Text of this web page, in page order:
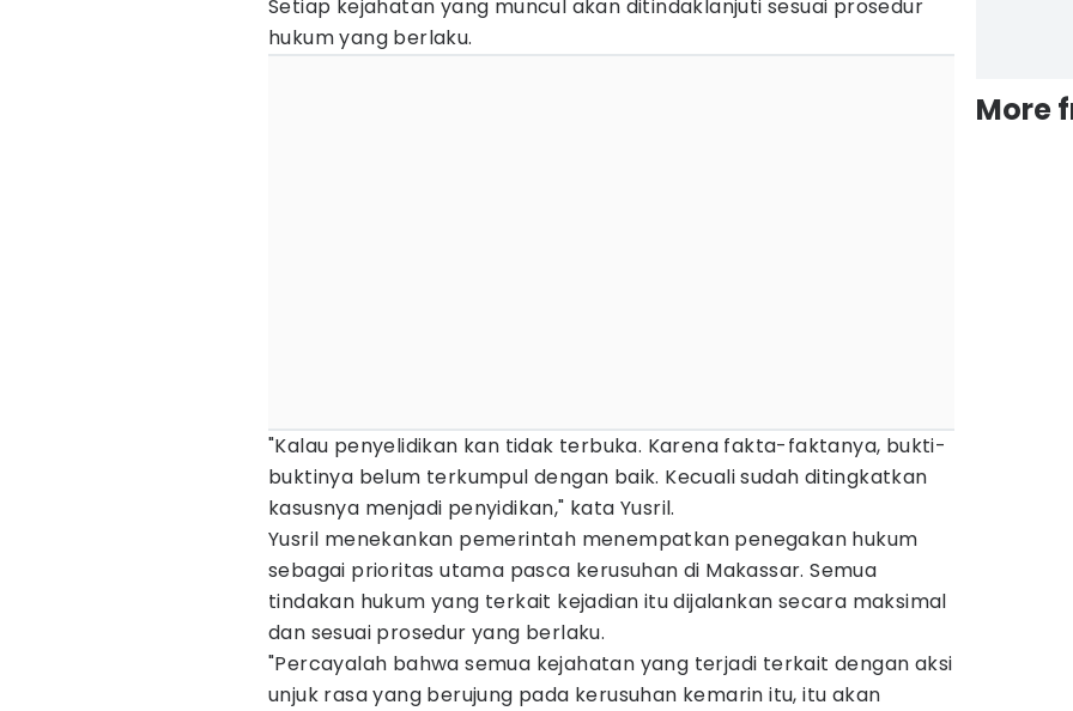
Setiap kejahatan yang muncul akan ditindaklanjuti sesuai prosedur
hukum yang berlaku.
"Kalau penyelidikan kan tidak terbuka. Karena fakta-faktanya, bukti-
buktinya belum terkumpul dengan baik. Kecuali sudah ditingkatkan
kasusnya menjadi penyidikan," kata Yusril.
Yusril menekankan pemerintah menempatkan penegakan hukum
sebagai prioritas utama pasca kerusuhan di Makassar. Semua
tindakan hukum yang terkait kejadian itu dijalankan secara maksimal
dan sesuai prosedur yang berlaku.
"Percayalah bahwa semua kejahatan yang terjadi terkait dengan aksi
unjuk rasa yang berujung pada kerusuhan kemarin itu, itu akan
More